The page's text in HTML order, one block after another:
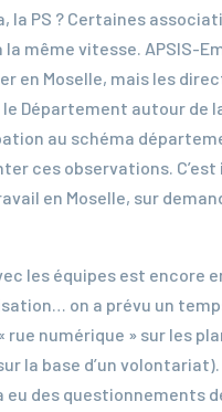
la PS ? Certaines
la même vitesse. APSIS-
en Moselle, mais les
Département autour de
au schéma
ces observations.
en Moselle, sur
les équipes est encore
on a prévu un
rue numérique » sur les
la base d’un
eu des questionnements